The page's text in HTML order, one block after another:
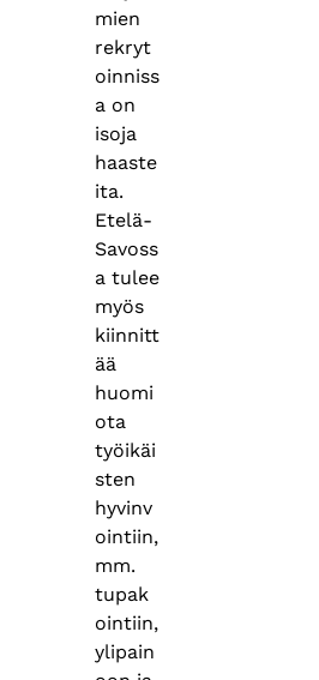
mien
rekryt
oinniss
a on
isoja
haaste
ita.
Etelä-
Savoss
a tulee
myös
kiinnitt
ää
huomi
ota
työikäi
sten
hyvinv
ointiin,
mm.
tupak
ointiin,
ylipain